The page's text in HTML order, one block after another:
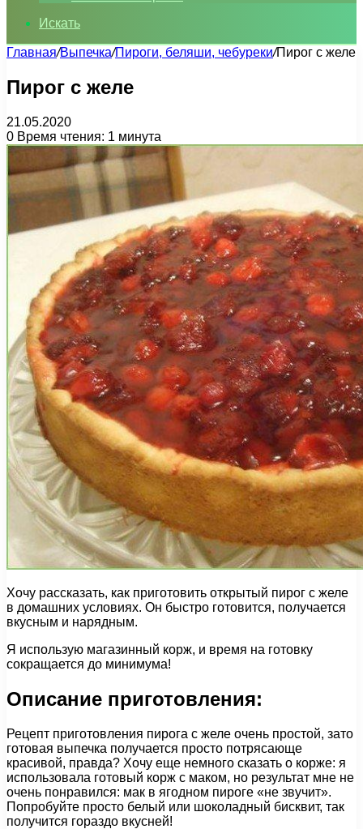
Искать
Главная/Выпечка/Пироги, беляши, чебуреки/Пирог с желе
Пирог с желе
21.05.2020
0 Время чтения: 1 минута
Хочу рассказать, как приготовить открытый пирог с желе
в домашних условиях. Он быстро готовится, получается
вкусным и нарядным.
Я использую магазинный корж, и время на готовку
сокращается до минимума!
Описание приготовления:
Рецепт приготовления пирога с желе очень простой, зато
готовая выпечка получается просто потрясающе
красивой, правда? Хочу еще немного сказать о корже: я
использовала готовый корж с маком, но результат мне не
очень понравился: мак в ягодном пироге «не звучит».
Попробуйте просто белый или шоколадный бисквит, так
получится гораздо вкусней!